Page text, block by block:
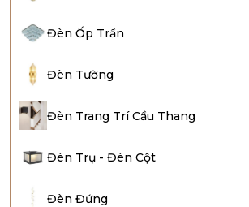
Đèn Ốp Trần
Đèn Tường
Đèn Trang Trí Cầu Thang
Đèn Trụ - Đèn Cột
Đèn Đứng